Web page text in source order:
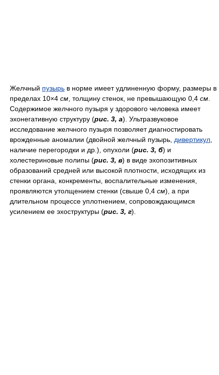
Желчный пузырь в норме имеет удлиненную форму, размеры в
пределах 10×4 см , толщину стенок, не превышающую 0,4 см
Содержимое желчного пузыря у здорового человека имеет
эхонегативную структуру (рис. 3, а). Ультразвуковое
исследование желчного пузыря позволяет диагностировать
врожденные аномалии (двойной желчный пузырь, дивертикул
наличие перегородки и др.), опухоли (рис. 3, б) и
холестериновые полипы (рис. 3, в) в виде эхопозитивных
образований средней или высокой плотности, исходящих из
стенки органа, конкременты, воспалительные изменения,
проявляются утолщением стенки (свыше 0,4 см), а при
длительном процессе уплотнением, сопровождающимся
усилением ее эхоструктуры (рис. 3, г).